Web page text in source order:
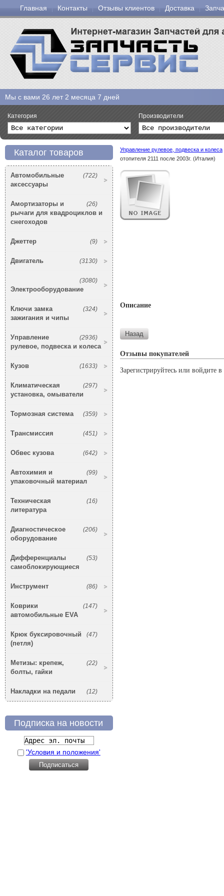
Главная Контакты Отзывы клиентов Доставка
Мы с вами 26 лет 2 месяца 7 дней
Категория Производители
Каталог товаров
(722)
Автомобильные
аксессуары
(26)
Амортизаторы и
рычаги для квадроциклов и
снегоходов
(9)
Джеттер
(3130)
Двигатель
(3080)
Электрооборудование
(324)
Ключи замка
зажигания и чипы
(2936)
Управление
рулевое, подвеска и колеса
(1633)
Кузов
(297)
Климатическая
установка, омыватели
(359)
Тормозная система
(451)
Трансмиссия
(642)
Обвес кузова
(99)
Автохимия и
упаковочный материал
(16)
Техническая
литература
(206)
Диагностическое
оборудование
(53)
Дифференциалы
самоблокирующиеся
(86)
Инструмент
(147)
Коврики
автомобильные EVA
(47)
Крюк буксировочный
(петля)
(22)
Метизы: крепеж,
болты, гайки
(12)
Накладки на педали
Подписка на новости
'Условия и положения'
Управление рулевое, подвеска и колеса
отопителя 2111 после 2003г. (Италия)
Описание
Отзывы покупателей
Зарегистрируйтесь или войдите